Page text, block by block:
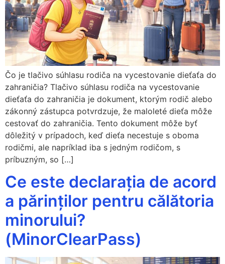
Čo je tlačivo súhlasu rodiča na vycestovanie dieťaťa do
zahraničia? Tlačivo súhlasu rodiča na vycestovanie
dieťaťa do zahraničia je dokument, ktorým rodič alebo
zákonný zástupca potvrdzuje, že maloleté dieťa môže
cestovať do zahraničia. Tento dokument môže byť
dôležitý v prípadoch, keď dieťa necestuje s oboma
rodičmi, ale napríklad iba s jedným rodičom, s
príbuzným, so […]
Ce este declarația de acord
a părinților pentru călătoria
minorului?
(MinorClearPass)